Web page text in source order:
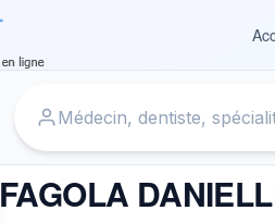
DERMATOLOGUE
FAGOLA